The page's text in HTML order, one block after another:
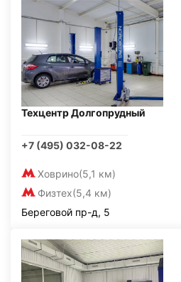
Техцентр Долгопрудный
+7 (495) 032-08-22
Ховрино(5,1 км)
Физтех(5,4 км)
Береговой пр-д, 5